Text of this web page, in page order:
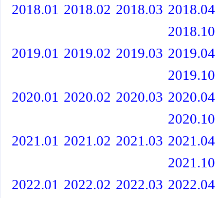
2018.01 2018.02 2018.03 2018.04
2018.10
2019.01 2019.02 2019.03 2019.04
2019.10
2020.01 2020.02 2020.03 2020.04
2020.10
2021.01 2021.02 2021.03 2021.04
2021.10
2022.01 2022.02 2022.03 2022.04